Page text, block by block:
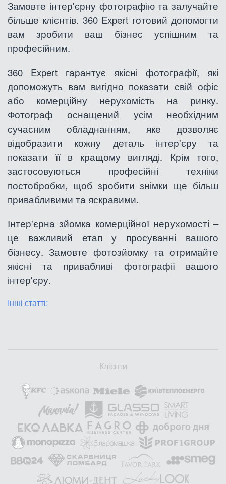
Замовте інтер'єрну фотографію та залучайте
більше клієнтів. 360 Expert готовий допомогти
вам зробити ваш бізнес успішним та
професійним.
360 Expert гарантує якісні фотографії, які
допоможуть вам вигідно показати свій офіс
або комерційну нерухомість на ринку.
Фотограф оснащений усім необхідним
сучасним обладнанням, яке дозволяє
відобразити кожну деталь інтер'єру та
показати її в кращому вигляді. Крім того,
застосовуються професійні техніки
постобробки, щоб зробити знімки ще більш
привабливими та яскравими.
Інтер'єрна зйомка комерційної нерухомості –
це важливий етап у просуванні вашого
бізнесу. Замовте фотозйомку та отримайте
якісні та привабливі фотографії вашого
інтер'єру.
Інші статті:
Клієнти